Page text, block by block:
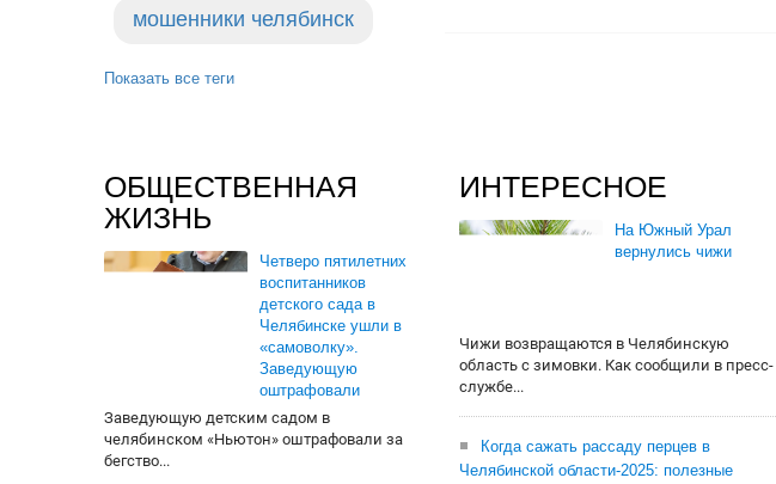
мошенники челябинск
Показать все теги
ОБЩЕСТВЕННАЯ
ЖИЗНЬ
Четверо пятилетних
воспитанников
детского сада в
Челябинске ушли в
«самоволку».
Заведующую
оштрафовали
Заведующую детским садом в
челябинском «Ньютон» оштрафовали за
бегство...
ИНТЕРЕСНОЕ
На Южный Урал
вернулись чижи
Чижи возвращаются в Челябинскую
область с зимовки. Как сообщили в пресс-
службе...
Когда сажать рассаду перцев в
Челябинской области-2025: полезные